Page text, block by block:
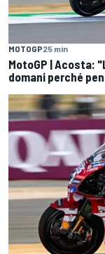
MOTOGP25 min
MotoGP | Acosta:
domani perché